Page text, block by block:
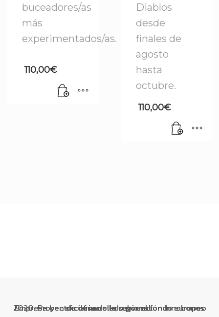
buceadores/as
más
experimentados/as.
110,00€
Diablos
desde
finales de
agosto
hasta
octubre.
110,00€
Empresa beneficiaria de la subvención Innobonos 2020. Proyecto cofinanciado por el fondo europeo de desarrollo regional.